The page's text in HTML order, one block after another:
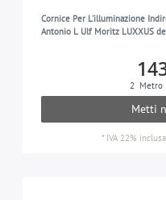
Cornice Per L'illuminazione
Antonio L Ulf Moritz LUXXUS
2 Metro
Metti
* IVA 22% inclusa